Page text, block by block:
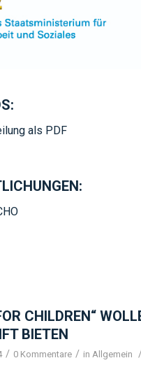
als PDF
CHILDREN“
BIETEN
/ 0 Kommentare / in Allgemein